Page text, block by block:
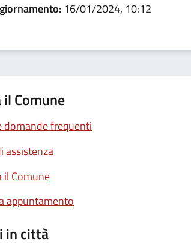
16/01/2024, 10:12
Comune
domande frequenti
assistenza
il Comune
appuntamento
in città